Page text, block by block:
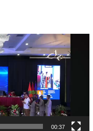
00:37